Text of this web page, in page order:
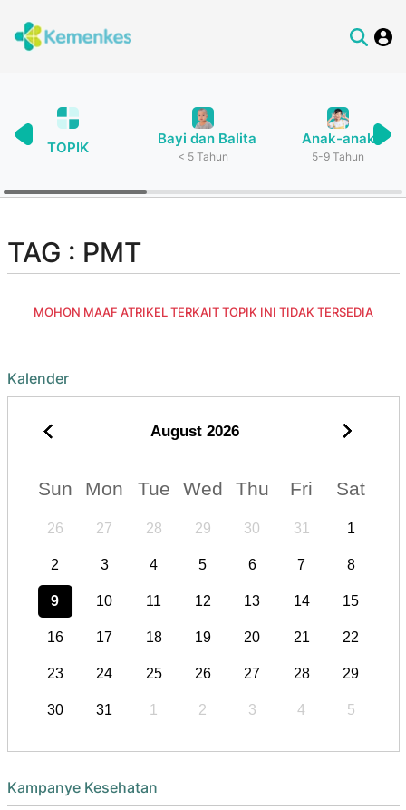
TOPIK
Bayi dan Balita
< 5 Tahun
Anak-anak
5-9 Tahun
TAG : PMT
MOHON MAAF ATRIKEL TERKAIT TOPIK INI TIDAK TERSEDIA
Kalender
August 2026
Sun Mon Tue Wed Thu Fri Sat
26 27 28 29 30 31 1
2 3 4 5 6 7 8
9 10 11 12 13 14 15
16 17 18 19 20 21 22
23 24 25 26 27 28 29
30 31 1 2 3 4 5
Kampanye Kesehatan